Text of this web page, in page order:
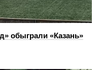
обыграли «Казань»